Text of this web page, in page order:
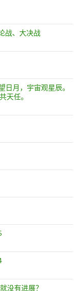
战、大决战
月，宇宙观星辰。
天任。
没有进展？